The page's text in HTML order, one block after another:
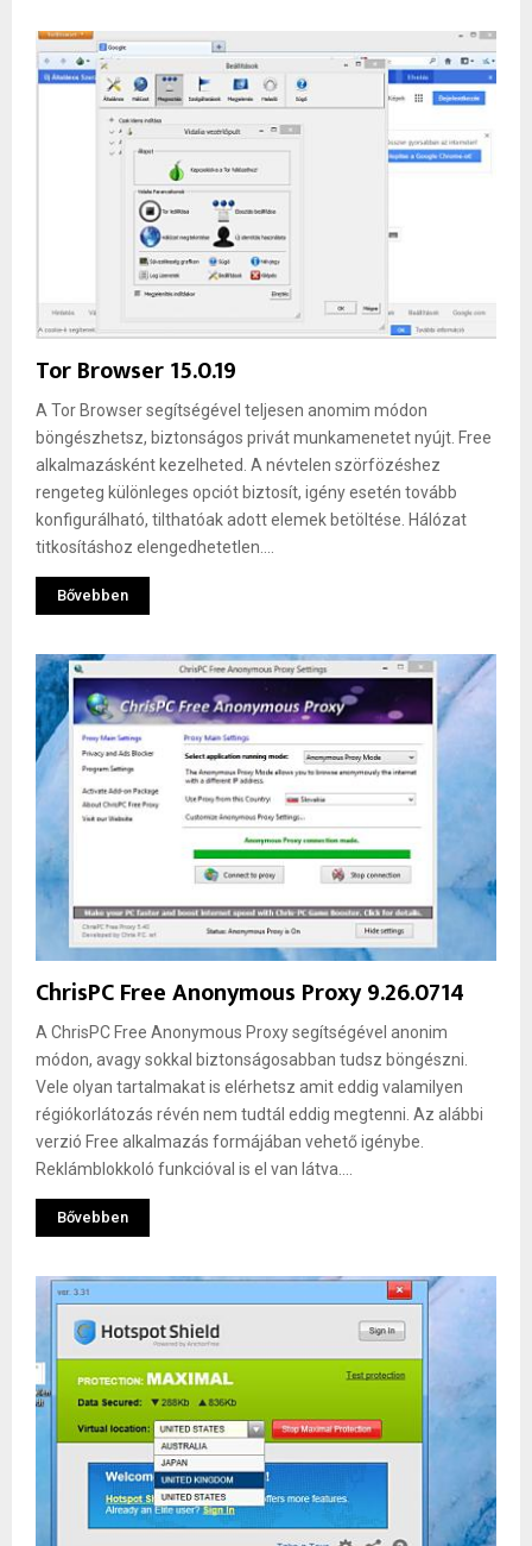
Tor Browser 15.0.19
A Tor Browser segítségével teljesen anomim módon
böngészhetsz, biztonságos privát munkamenetet nyújt. Free
alkalmazásként kezelheted. A névtelen szörfözéshez
rengeteg különleges opciót biztosít, igény esetén tovább
konfigurálható, tilthatóak adott elemek betöltése. Hálózat
titkosításhoz elengedhetetlen....
Bővebben
ChrisPC Free Anonymous Proxy 9.26.0714
A ChrisPC Free Anonymous Proxy segítségével anonim
módon, avagy sokkal biztonságosabban tudsz böngészni.
Vele olyan tartalmakat is elérhetsz amit eddig valamilyen
régiókorlátozás révén nem tudtál eddig megtenni. Az alábbi
verzió Free alkalmazás formájában vehető igénybe.
Reklámblokkoló funkcióval is el van látva....
Bővebben